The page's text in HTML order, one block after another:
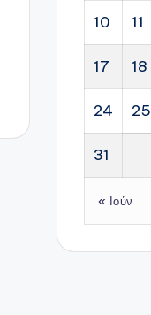
10 11
17 18
24 25
31
« Ιούν